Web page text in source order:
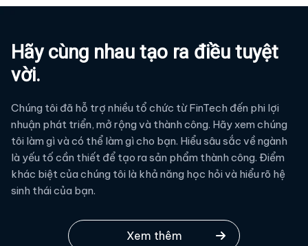
Hãy cùng nhau tạo ra điều tuyệt
vời.
Chúng tôi đã hỗ trợ nhiều tổ chức từ FinTech đến phi lợi
nhuận phát triển, mở rộng và thành công. Hãy xem chúng
tôi làm gì và có thể làm gì cho bạn. Hiểu sâu sắc về ngành
là yếu tố cần thiết để tạo ra sản phẩm thành công. Điểm
khác biệt của chúng tôi là khả năng học hỏi và hiểu rõ hệ
sinh thái của bạn.
Xem thêm